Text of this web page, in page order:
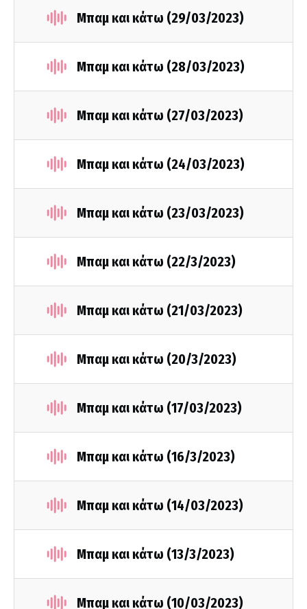
Μπαμ και κάτω (29/03/2023)
Μπαμ και κάτω (28/03/2023)
Μπαμ και κάτω (27/03/2023)
Μπαμ και κάτω (24/03/2023)
Μπαμ και κάτω (23/03/2023)
Μπαμ και κάτω (22/3/2023)
Μπαμ και κάτω (21/03/2023)
Μπαμ και κάτω (20/3/2023)
Μπαμ και κάτω (17/03/2023)
Μπαμ και κάτω (16/3/2023)
Μπαμ και κάτω (14/03/2023)
Μπαμ και κάτω (13/3/2023)
Μπαμ και κάτω (10/03/2023)